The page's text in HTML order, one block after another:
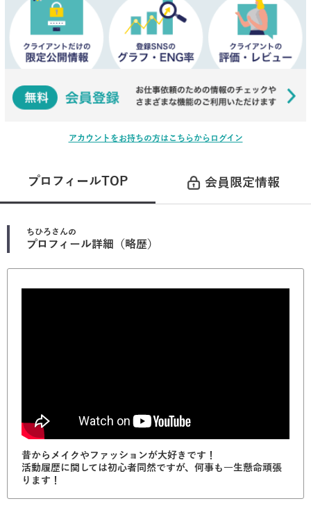
アカウントをお持ちの方はこちらからログイン
プロフィールTOP 会員限定情報
ちひろ さんの
プロフィール詳細（略歴）
昔からメイクやファッションが大好きです！
活動履歴に関しては初心者同然ですが、何事も一生懸命頑張
ります！